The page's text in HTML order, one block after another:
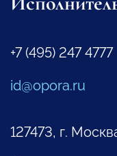
+7 (495) 247 4777
id@opora.ru
127473, г.